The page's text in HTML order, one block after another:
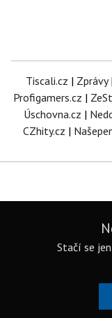
Tiscali.cz | Zprávy|
Profigamers.cz |
Úschovna.cz |
CZhity.cz |
Stačí se jen